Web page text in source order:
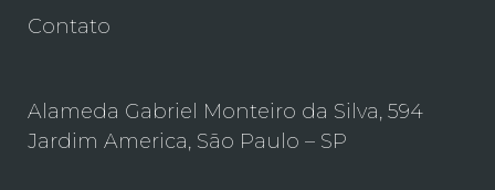
Contato
Alameda Gabriel Monteiro da Silva, 594
Jardim America, São Paulo – SP